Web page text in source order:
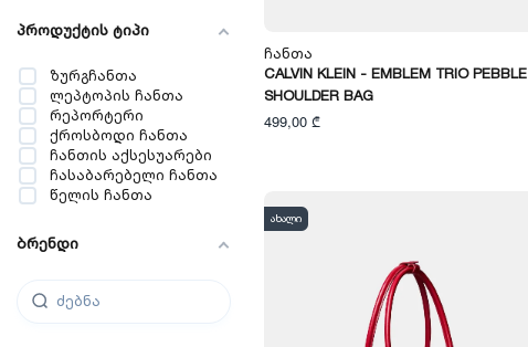
Ჩანთა
CALVIN KLEIN - EMBLEM TRIO PEBBLE
SHOULDER BAG
499,00 ₾
ახალი
პროდუქტის ტიპი
ზურგჩანთა
ლეპტოპის ჩანთა
რეპორტერი
ქროსბოდი ჩანთა
ჩანთის აქსესუარები
ჩასაბარებელი ჩანთა
წელის ჩანთა
ბრენდი